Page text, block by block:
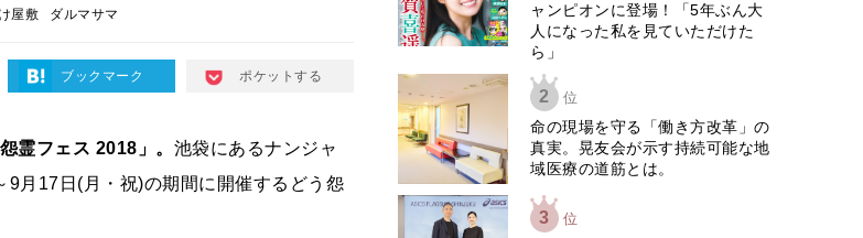
屋敷 ダルマサマ
ブックマーク ポケットする
霊フェス 2018」。 池袋にあるナンジャ
月17日(月・祝)の期間に開催するどう怨
ャンピオンに登場！「5年ぶん大
人になった私を見ていただけた
ら」
2 位
​命の現場を守る「働き方改革」の
真実。晃友会が示す持続可能な地
域医療の道筋とは。
3 位